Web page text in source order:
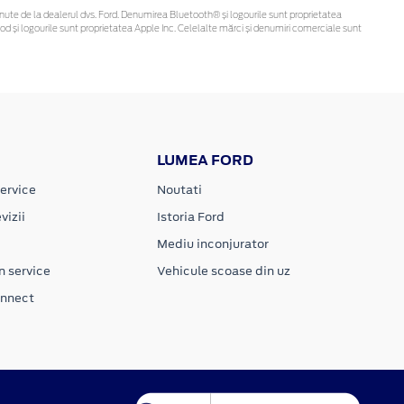
de la dealerul dvs. Ford. Denumirea Bluetooth® și logourile sunt proprietatea
și logourile sunt proprietatea Apple Inc. Celelalte mărci și denumiri comerciale sunt
service
LUMEA FORD
Noutati
Istoria Ford
Mediu inconjurator
Vehicule scoase din uz